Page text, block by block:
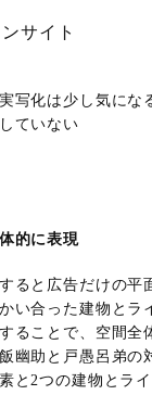
サイト
写化は少し気にな
ていない
的に表現
ると広告だけの平
い合った建物とラ
ることで、空間全
幽助と戸愚呂弟の
と2つの建物とラ